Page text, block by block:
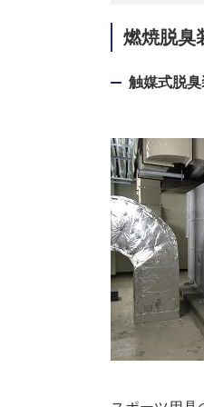
燃焼脱臭
触媒式脱